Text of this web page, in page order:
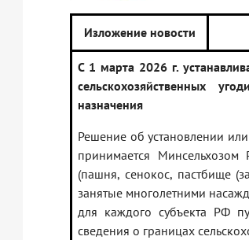
Изложение новости
С 1 марта 2026 г.
сельскохозяйственных
назначения
Решение об установлении
принимается Минсельхозом
(пашня, сенокос, пастбище
занятые многолетними
для каждого субъекта РФ
сведения о границах